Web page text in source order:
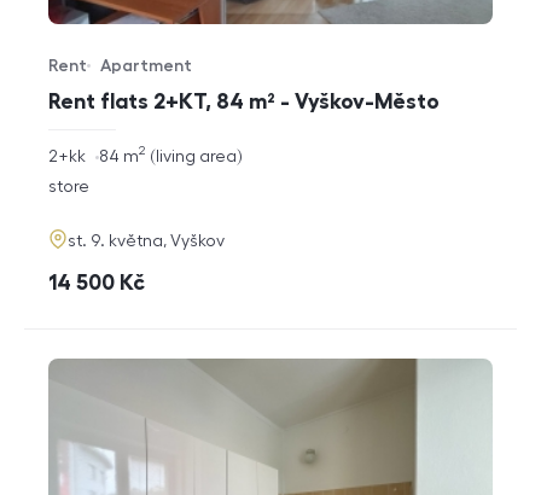
Rent flats 2+KT, 84 m² - Vyškov-Město
Offer type
Rent
Property type
Apartment
rozměry
disposition
2+kk living area
84 m2
funkce
store
adresa
st. 9. května, Vyškov
cena
14 500 Kč